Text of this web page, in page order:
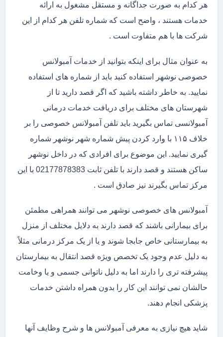
هر کدام به صورت جداگانه و مستقل مشغول به ارائه
خدمات هستند ، واضح است که شماره تلفن هر کدام از این
شرکت ها با هم متفاوت است .
به عنوان مثال برای اینکه بتوانید از خدمات آمبولانس
خصوصی نوشهر استفاده کنید باید از شماره های استفاده
نمایید. به خاطر داشته باشید که اگر قصد دارید تا از
شهرستان های مختلف برای دریافت خدمات درمانی
آمبولانسی تماس بگیرید باید تلفن آمبولانس خصوصی را بر
خلاف ۱۱۵ با وارد کردن پیش شماره شهر نوشهر شماره
گیری نمایید. این موضوع برای افرادی که در داخل نوشهر
ساکن هستند و قصد دارند با تلفن ثابت 02177878383 با این
مرکز تماس بگیرند نیز صادق است .
آمبولانس های خصوصی نوشهر می توانند همراهی مطمئن
برای بیمارانی باشند که قصد دارند به دلایل مختلف از منزل
به بیمارستانی خاص جابجا شوند و یا از یک مرکز درمانی مثلاً
به دلیل عدم وجود یک تخصص ویژه قصد انتقال به بیمارستان
پیشرفته تری را دارند اما به دلیل ناتوانی جسمی و یا وخامت
حالشان نمی توانند این کار را بدون همراه داشتن خدمات
پزشکی انجام دهند.
شاید هیچ نیازی به معرفی آمبولانس ها و شرح وظایف آنها